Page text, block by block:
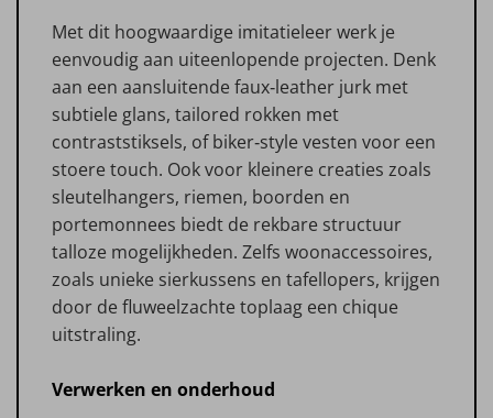
Met dit hoogwaardige imitatieleer werk je
eenvoudig aan uiteenlopende projecten. Denk
aan een aansluitende faux‑leather jurk met
subtiele glans, tailored rokken met
contraststiksels, of biker‑style vesten voor een
stoere touch. Ook voor kleinere creaties zoals
sleutelhangers, riemen, boorden en
portemonnees biedt de rekbare structuur
talloze mogelijkheden. Zelfs woonaccessoires,
zoals unieke sierkussens en tafellopers, krijgen
door de fluweelzachte toplaag een chique
uitstraling.
Verwerken en onderhoud